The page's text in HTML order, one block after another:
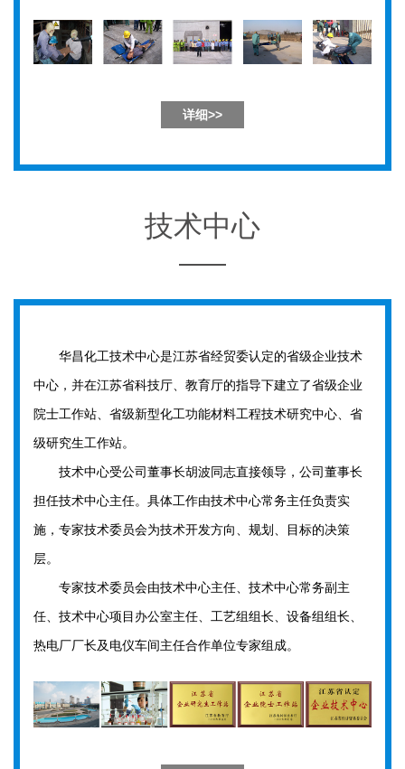
详细>>
技术中心
华昌化工技术中心是江苏省经贸委认定的省级企业技术
中心，并在江苏省科技厅、教育厅的指导下建立了省级企业
院士工作站、省级新型化工功能材料工程技术研究中心、省
级研究生工作站。
技术中心受公司董事长胡波同志直接领导，公司董事长
担任技术中心主任。具体工作由技术中心常务主任负责实
施，专家技术委员会为技术开发方向、规划、目标的决策
层。
专家技术委员会由技术中心主任、技术中心常务副主
任、技术中心项目办公室主任、工艺组组长、设备组组长、
热电厂厂长及电仪车间主任合作单位专家组成。